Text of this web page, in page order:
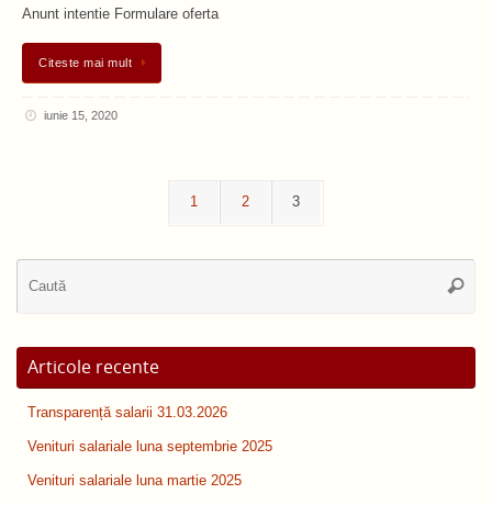
Anunt intentie Formulare oferta
Citeste mai mult
iunie 15, 2020
1 2 3
Caută
Articole recente
Transparență salarii 31.03.2026
Venituri salariale luna septembrie 2025
Venituri salariale luna martie 2025